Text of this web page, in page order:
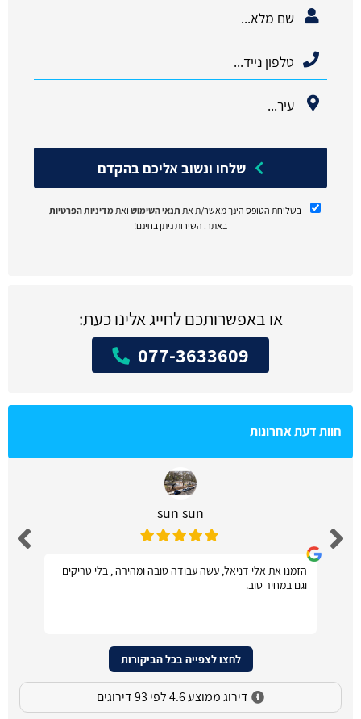
בשליחת הטופס הינך מאשר/ת את תנאי השימוש ואתמדיניות הפרטיות
באתר. השירות ניתן בחינם!
או באפשרותכם לחייג אלינו כעת:
077-3633609
חוות דעת אחרונות
sun sun
הזמנו את אלי דניאל, עשה עבודה טובה ומהירה , בלי טריקים
וגם במחיר טוב.
לחצו לצפייה בכל הביקורות
דירוג ממוצע 4.6 לפי 93 דירוגים